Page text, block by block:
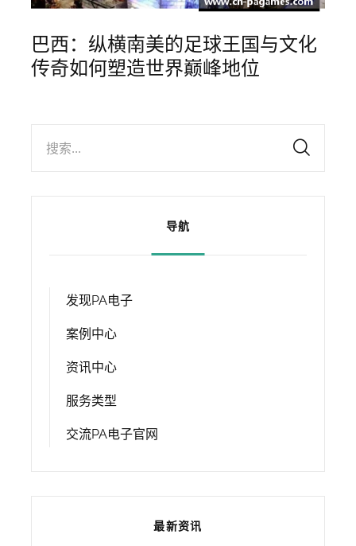
巴西：纵横南美的足球王国与文化
传奇如何塑造世界巅峰地位
搜索...
导航
发现PA电子
案例中心
资讯中心
服务类型
交流PA电子官网
最新资讯